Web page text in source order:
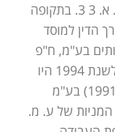
טרחת עורך-הדין לפי ההסכם עם ש. ל. א. 3 3. בתקופה
עד 6/09 דווח עורך הדין למוסד
בע"מ, ח"פ
511568966 (להלן – ע. מ. ש). קודם לשנת 1994 היו
לאותו תאגיד שמות קודמים – ג. ע. א (1991) בע"מ
המניות של ע. מ.